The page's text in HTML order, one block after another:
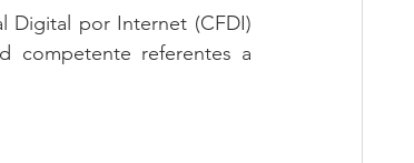
Digital por Internet (CFDI)
competente referentes a